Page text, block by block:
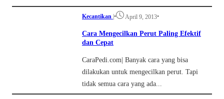
Kecantikan |• April 9, 2013•
Cara Mengecilkan Perut Paling Efektif
dan Cepat
CaraPedi.com| Banyak cara yang bisa
dilakukan untuk mengecilkan perut. Tapi
tidak semua cara yang ada...